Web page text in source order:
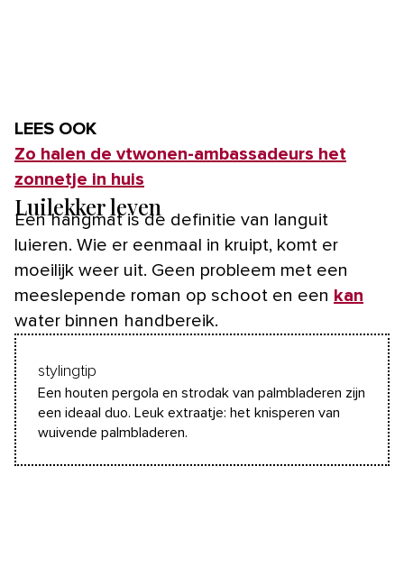
LEES OOK
Zo halen de vtwonen-ambassadeurs het
zonnetje in huis
Luilekker leven
Een hangmat is de definitie van languit
luieren. Wie er eenmaal in kruipt, komt er
moeilijk weer uit. Geen probleem met een
meeslepende roman op schoot en een kan
water binnen handbereik.
stylingtip
Een houten pergola en strodak van palmbladeren zijn
een ideaal duo. Leuk extraatje: het knisperen van
wuivende palmbladeren.